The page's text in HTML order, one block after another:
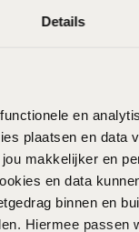
Details
en
plaatsen en data
makkelijker en
en data
binnen en
Hiermee passen
Duurzamer